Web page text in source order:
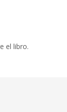
el libro.